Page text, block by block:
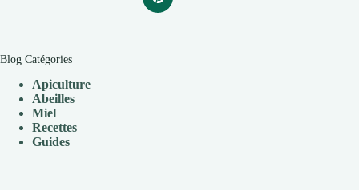
Blog Catégories
Apiculture
Abeilles
Miel
Recettes
Guides